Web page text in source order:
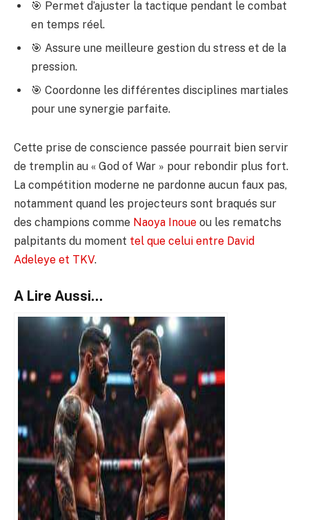
🎯 Permet d’ajuster la tactique pendant le combat
en temps réel.
🎯 Assure une meilleure gestion du stress et de la
pression.
🎯 Coordonne les différentes disciplines martiales
pour une synergie parfaite.
Cette prise de conscience passée pourrait bien servir
de tremplin au « God of War » pour rebondir plus fort.
La compétition moderne ne pardonne aucun faux pas,
notamment quand les projecteurs sont braqués sur
des champions comme Naoya Inoue ou les rematchs
palpitants du moment tel que celui entre David
Adeleye et TKV.
A Lire Aussi...